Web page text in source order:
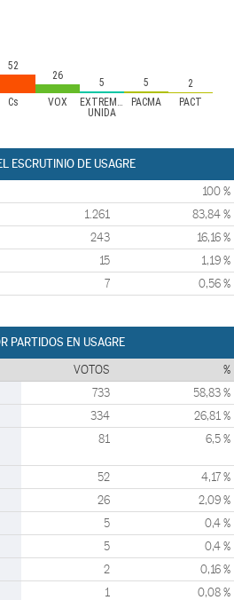
Cs VOX
EXTREMADURA
UNIDA
PACMA PACT
52
26
5 5 2
ESCRUTINIO DE USAGRE
100 %
1.261 83,84 %
243 16,16 %
15 1,19 %
7 0,56 %
PARTIDOS EN USAGRE
VOTOS %
733 58,83 %
334 26,81 %
81 6,5 %
52 4,17 %
26 2,09 %
5 0,4 %
5 0,4 %
2 0,16 %
1 0,08 %